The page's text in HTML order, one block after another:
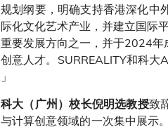
规划纲要，明确支持香港深化中
际化文化艺术产业，并建立国际
重要发展方向之一，并于2024年
创意人才。SURREALITY和科大
」
科大（广州）校长倪明选教授致
与计算创意领域的一次集中展示